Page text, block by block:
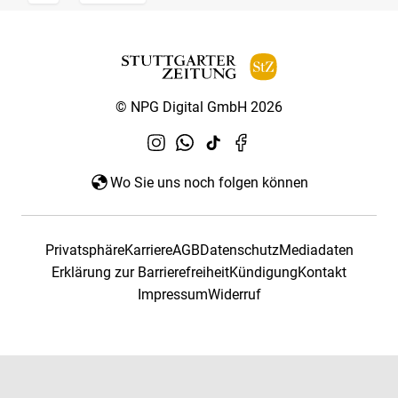
© NPG Digital GmbH 2026
Wo Sie uns noch folgen können
PrivatsphäreKarriereAGBDatenschutzMediadaten
Erklärung zur BarrierefreiheitKündigungKontakt
ImpressumWiderruf